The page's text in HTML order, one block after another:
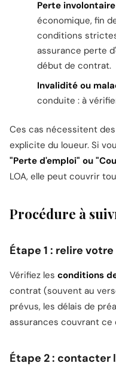
Perte
économique, fin
conditions
assurance perte
début de contrat.
Invalidité ou
conduite : à
Ces cas nécessitent des
explicite du loueur. Si
"Perte d'emploi" ou
LOA, elle peut couvrir
Procédure à
Étape 1 : relire
Vérifiez les conditions
contrat (souvent au
prévus, les délais de
assurances couvrant ce
Étape 2 : contacter